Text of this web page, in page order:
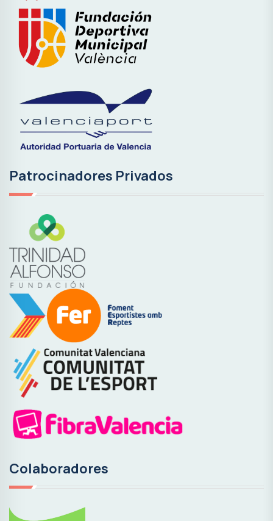
Patrocinadores Privados
Colaboradores